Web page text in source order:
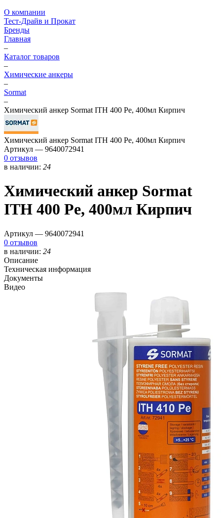
О компании
Тест-Драйв и Прокат
Бренды
Главная
–
Каталог товаров
–
Химические анкеры
–
Sormat
–
Химический анкер Sormat ITH 400 Pe, 400мл Кирпич
Химический анкер Sormat ITH 400 Pe, 400мл Кирпич
Артикул — 9640072941
0 отзывов
в наличии: 24
Химический анкер Sormat
ITH 400 Pe, 400мл Кирпич
Артикул — 9640072941
0 отзывов
в наличии: 24
Описание
Техническая информация
Документы
Видео